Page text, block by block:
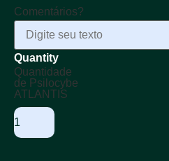
Comentários?
Quantidade
de Psilocybe
ATLANTIS